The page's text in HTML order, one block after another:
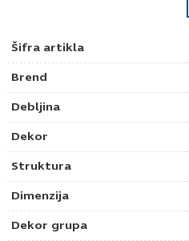
Šifra artikla
Brend
Debljina
Dekor
Struktura
Dimenzija
Dekor grupa